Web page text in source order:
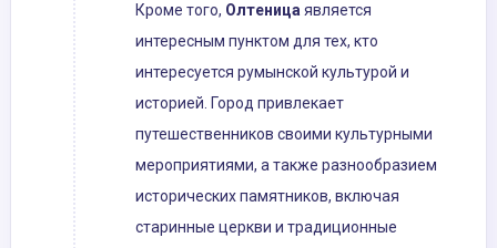
Кроме того, Олтеница является
интересным пунктом для тех, кто
интересуется румынской культурой и
историей. Город привлекает
путешественников своими культурными
мероприятиями, а также разнообразием
исторических памятников, включая
старинные церкви и традиционные